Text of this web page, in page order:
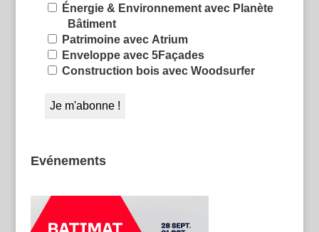
Énergie & Environnement avec Planète
Bâtiment
Patrimoine avec Atrium
Enveloppe avec 5Façades
Construction bois avec Woodsurfer
Evénements